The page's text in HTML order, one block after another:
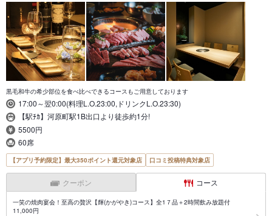
黒毛和牛の希少部位を食べ比べできるコースもご用意しております
17:00～翌0:00(料理L.O.23:00,ドリンクL.O.23:30)
【駅ﾁｶ】河原町駅1B出口より徒歩約1分!
5500円
60席
【アプリ予約限定】最大350ポイント還元対象店 口コミ投稿特典対象店
クーポン コース
一笑の焼肉宴会！至高の贅沢【輝(かがやき)コース】全1７品＋2時間飲み放題付
11,000円